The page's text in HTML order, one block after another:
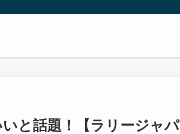
と話題！【ラリージャパ